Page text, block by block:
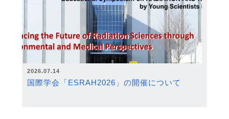
2026.07.14
国際学会「ESRAH2026」の開催について